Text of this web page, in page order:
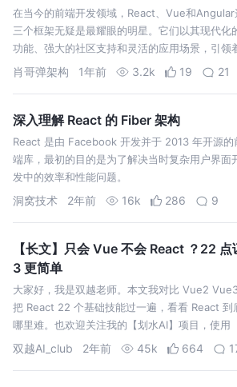
在当今的前端开发领域，React、Vue和Angular
三个框架无疑是最耀眼的明星。它们以其现代化
功能、强大的社区支持和灵活的应用场景，引领
前端技术的潮流。开发者在选择合适的框架时，常
肖哥弹架构 1年前 3.2k 19 21
深入理解 React 的 Fiber 架构
React 是由 Facebook 开发并于 2013 年开源的
端库，最初的目的是为了解决当时复杂用户界面
发中的效率和性能问题。
洞窝技术 2年前 16k 286 9
【长文】只会 Vue 不会 React ？22
3 更简单
大家好，我是双越老师。本文我对比 Vue2 Vue3
把 React 22 个基础技能过一遍，看看 React 到
哪里难。也欢迎关注我的【划水AI】项目，使用
React Next.js 全栈开发。
双越AI_club 2年前 45k 664